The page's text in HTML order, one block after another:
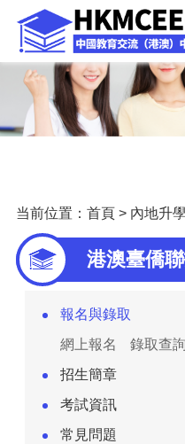
当前位置： 首頁> 內地升學
港澳臺僑
報名與錄取
網上報名
錄取查詢
招生簡章
考試資訊
常見問題